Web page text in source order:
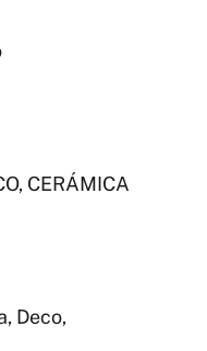
, CERÁMICA
, Deco,